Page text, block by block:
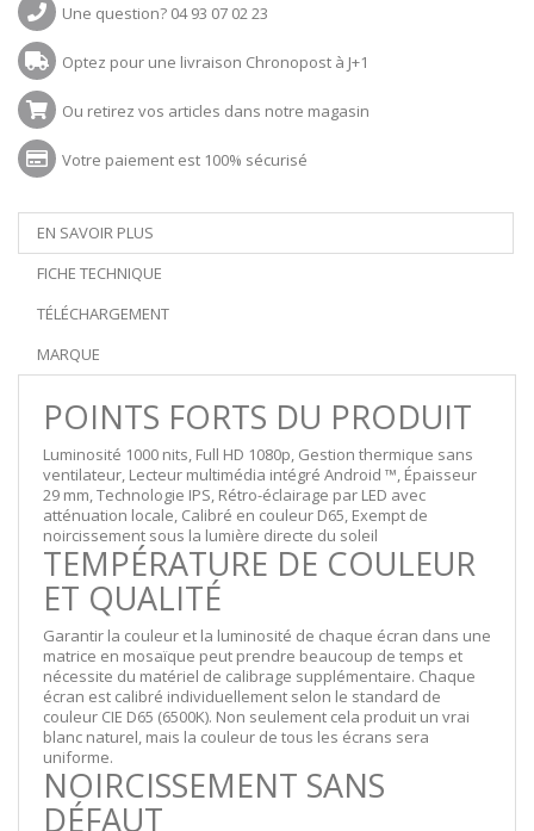
Une question? 04 93 07 02 23
Optez pour une livraison Chronopost à J+1
Ou retirez vos articles dans notre magasin
Votre paiement est 100% sécurisé
EN SAVOIR PLUS
FICHE TECHNIQUE
TÉLÉCHARGEMENT
MARQUE
POINTS FORTS DU PRODUIT
Luminosité 1000 nits, Full HD 1080p, Gestion thermique sans
ventilateur, Lecteur multimédia intégré Android ™, Épaisseur
29 mm, Technologie IPS, Rétro-éclairage par LED avec
atténuation locale, Calibré en couleur D65, Exempt de
noircissement sous la lumière directe du soleil
TEMPÉRATURE DE COULEUR
ET QUALITÉ
Garantir la couleur et la luminosité de chaque écran dans une
matrice en mosaïque peut prendre beaucoup de temps et
nécessite du matériel de calibrage supplémentaire. Chaque
écran est calibré individuellement selon le standard de
couleur CIE D65 (6500K). Non seulement cela produit un vrai
blanc naturel, mais la couleur de tous les écrans sera
uniforme.
NOIRCISSEMENT SANS
DÉFAUT